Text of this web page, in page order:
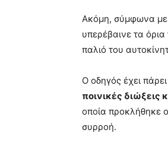
Ακόμη, σύμφωνα με
υπερέβαινε τα
παλιό του
Ο οδηγός έχει
ποινικές διώξεις
οποία προκλήθηκε
συρροή.